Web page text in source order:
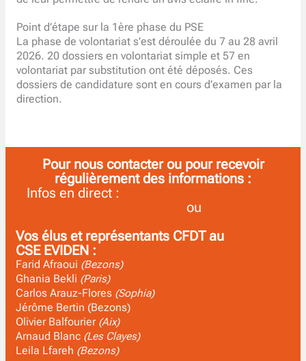
Point d’étape sur la 1ère phase du PSE
La phase de volontariat s’est déroulée du 7 au 28 avril
2026. 20 dossiers en volontariat simple et 57 en
volontariat par substitution ont été déposés. Ces
dossiers de candidature sont en cours d’examen par la
direction.
Pour nous contacter ou pour recevoir
régulièrement des informations :
Infos en direct :
ou
Vos élus et représentants CFDT au
CSE EVIDEN :
Farid Afraoui (Bezons)
Ghania Bekli (Paris)
Carlos Arauz-Flores (Sophia)
Jérôme Bertin (Bezons)
Olivier Balfourier (Aix)
Arnaud Blanc (Les Clayes)
Leila Lfareh (Bezons)